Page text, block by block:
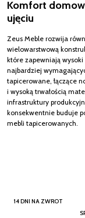
Komfort
ujęciu
Zeus Meble rozwija
wielowarstwową
które zapewniają
najbardziej
tapicerowane, łączące
i wysoką trwałością
infrastruktury
konsekwentnie buduje
mebli tapicerowanych.
14 DNI NA ZWROT